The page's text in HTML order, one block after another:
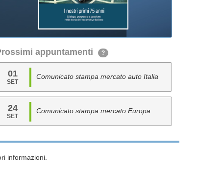
appuntamenti ?
01
SET
Comunicato stampa mercato auto Italia
24
SET
Comunicato stampa mercato Europa
informazioni.